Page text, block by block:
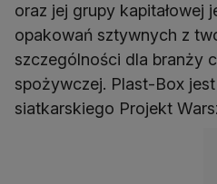
oraz jej grupy kapitałowej
opakowań sztywnych z
szczególności dla branży
spożywczej. Plast-Box
siatkarskiego Projekt